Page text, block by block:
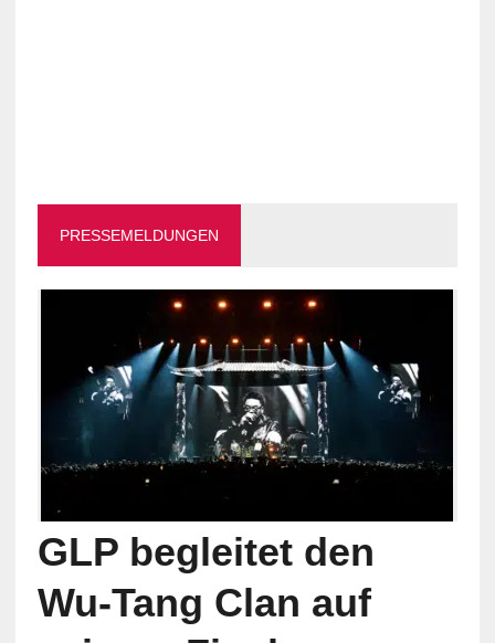
PRESSEMELDUNGEN
GLP begleitet den
Wu-Tang Clan auf